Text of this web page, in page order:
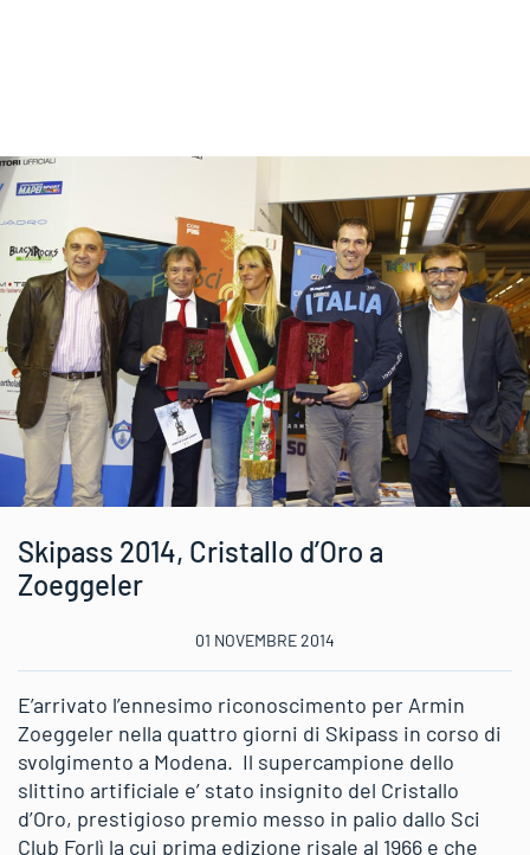
Skipass 2014, Cristallo d’Oro a
Zoeggeler
01 NOVEMBRE 2014
E’arrivato l’ennesimo riconoscimento per Armin
Zoeggeler nella quattro giorni di Skipass in corso di
svolgimento a Modena. Il supercampione dello
slittino artificiale e’ stato insignito del Cristallo
d’Oro, prestigioso premio messo in palio dallo Sci
Club Forlì la cui prima edizione risale al 1966 e che